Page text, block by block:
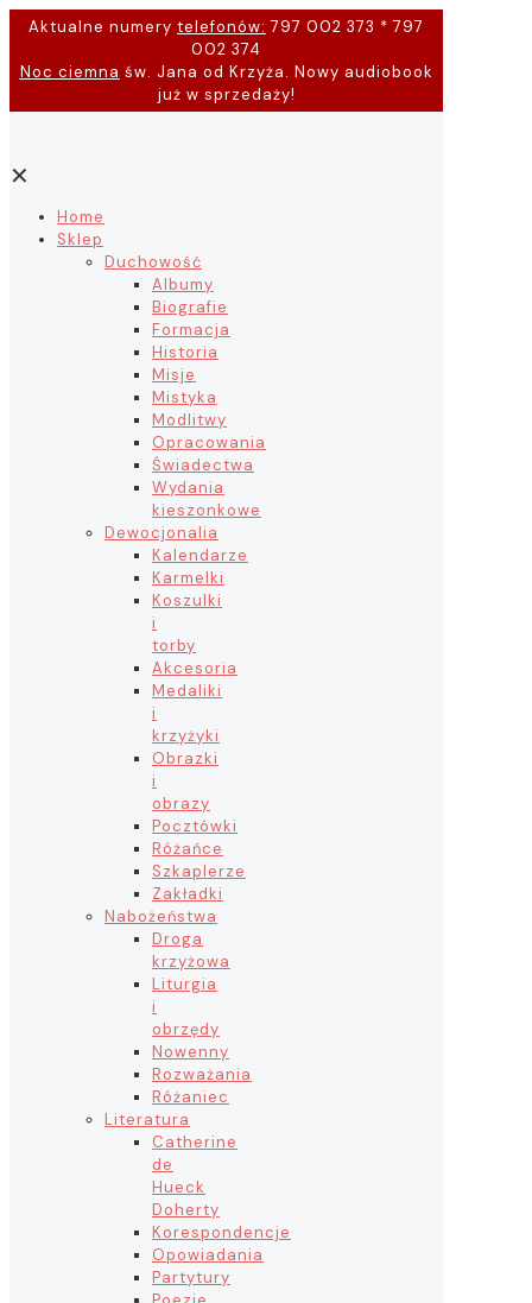
Aktualne numery telefonów: 797 002 373 * 797
002 374
Noc ciemna św. Jana od Krzyża. Nowy audiobook
już w sprzedaży!
✕
Home
Sklep
Duchowość
Albumy
Biografie
Formacja
Historia
Misje
Mistyka
Modlitwy
Opracowania
Świadectwa
Wydania
kieszonkowe
Dewocjonalia
Kalendarze
Karmelki
Koszulki
i
torby
Akcesoria
Medaliki
i
krzyżyki
Obrazki
i
obrazy
Pocztówki
Różańce
Szkaplerze
Zakładki
Nabożeństwa
Droga
krzyżowa
Liturgia
i
obrzędy
Nowenny
Rozważania
Różaniec
Literatura
Catherine
de
Hueck
Doherty
Korespondencje
Opowiadania
Partytury